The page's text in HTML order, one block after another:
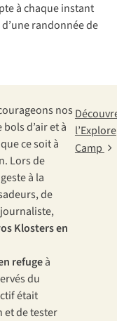
à chaque instant
randonnée de
nos
d’air et à
ce soit à
Lors de
à la
de
Klosters en
refugeà
du
était
et de tester
l’Explore
Camp